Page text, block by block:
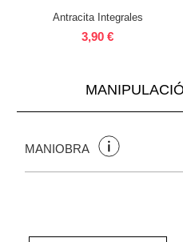
Antracita Integrales
3,90 €
MANIOBRA